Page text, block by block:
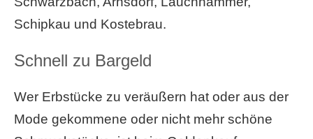
Schipkau und Kostebrau.
Schnell zu Bargeld
Wer Erbstücke zu veräußern hat oder aus der
Mode gekommene oder nicht mehr schöne